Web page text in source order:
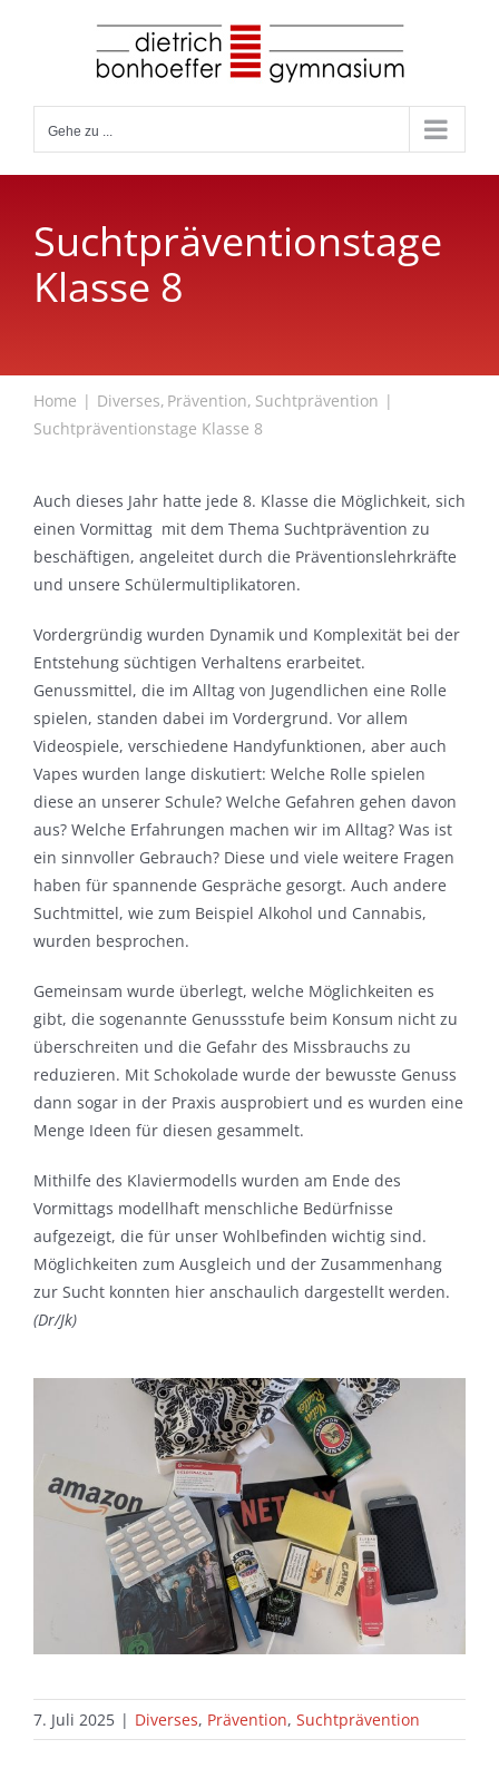
Gehe zu ...
Suchtpräventionstage
Klasse 8
Home Diverses Prävention Suchtprävention
Suchtpräventionstage Klasse 8
Auch dieses Jahr hatte jede 8. Klasse die Möglichkeit, sich
einen Vormittag mit dem Thema Suchtprävention zu
beschäftigen, angeleitet durch die Präventionslehrkräfte
und unsere Schülermultiplikatoren.
Vordergründig wurden Dynamik und Komplexität bei der
Entstehung süchtigen Verhaltens erarbeitet.
Genussmittel, die im Alltag von Jugendlichen eine Rolle
spielen, standen dabei im Vordergrund. Vor allem
Videospiele, verschiedene Handyfunktionen, aber auch
Vapes wurden lange diskutiert: Welche Rolle spielen
diese an unserer Schule? Welche Gefahren gehen davon
aus? Welche Erfahrungen machen wir im Alltag? Was ist
ein sinnvoller Gebrauch? Diese und viele weitere Fragen
haben für spannende Gespräche gesorgt. Auch andere
Suchtmittel, wie zum Beispiel Alkohol und Cannabis,
wurden besprochen.
Gemeinsam wurde überlegt, welche Möglichkeiten es
gibt, die sogenannte Genussstufe beim Konsum nicht zu
überschreiten und die Gefahr des Missbrauchs zu
reduzieren. Mit Schokolade wurde der bewusste Genuss
dann sogar in der Praxis ausprobiert und es wurden eine
Menge Ideen für diesen gesammelt.
Mithilfe des Klaviermodells wurden am Ende des
Vormittags modellhaft menschliche Bedürfnisse
aufgezeigt, die für unser Wohlbefinden wichtig sind.
Möglichkeiten zum Ausgleich und der Zusammenhang
zur Sucht konnten hier anschaulich dargestellt werden.
(Dr/Jk)
7. Juli 2025 | Diverses, Prävention, Suchtprävention